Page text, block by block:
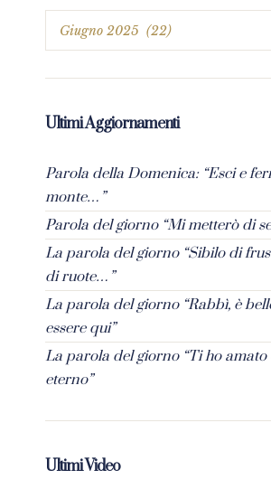
Ultimi Aggiornamenti
Parola della Domenica: “Esci e
monte…”
Parola del giorno “Mi metterò di
La parola del giorno “Sibilo di
di ruote…”
La parola del giorno “Rabbì, è
essere qui”
La parola del giorno “Ti ho
eterno”
Ultimi Video